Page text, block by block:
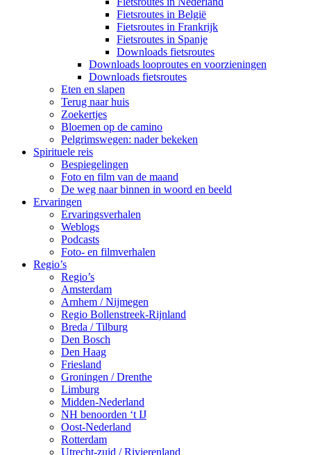
Fietsroutes in België
Fietsroutes in Frankrijk
Fietsroutes in Spanje
Downloads fietsroutes
Downloads looproutes en voorzieningen
Downloads fietsroutes
Eten en slapen
Terug naar huis
Zoekertjes
Bloemen op de camino
Pelgrimswegen: nader bekeken
Spirituele reis
Bespiegelingen
Foto en film van de maand
De weg naar binnen in woord en beeld
Ervaringen
Ervaringsverhalen
Weblogs
Podcasts
Foto- en filmverhalen
Regio’s
Regio’s
Amsterdam
Arnhem / Nijmegen
Regio Bollenstreek-Rijnland
Breda / Tilburg
Den Bosch
Den Haag
Friesland
Groningen / Drenthe
Limburg
Midden-Nederland
NH benoorden ‘t IJ
Oost-Nederland
Rotterdam
Utrecht-zuid / Rivierenland